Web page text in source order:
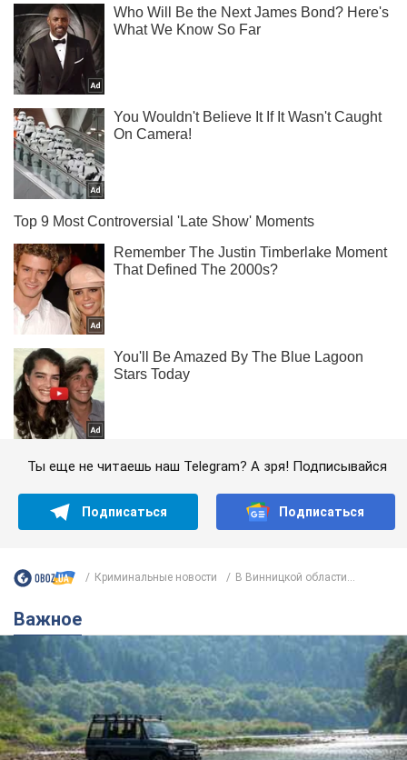
Ты еще не читаешь наш Telegram? А зря! Подписывайся
Подписаться Подписаться
Криминальные новости В Винницкой области...
Важное